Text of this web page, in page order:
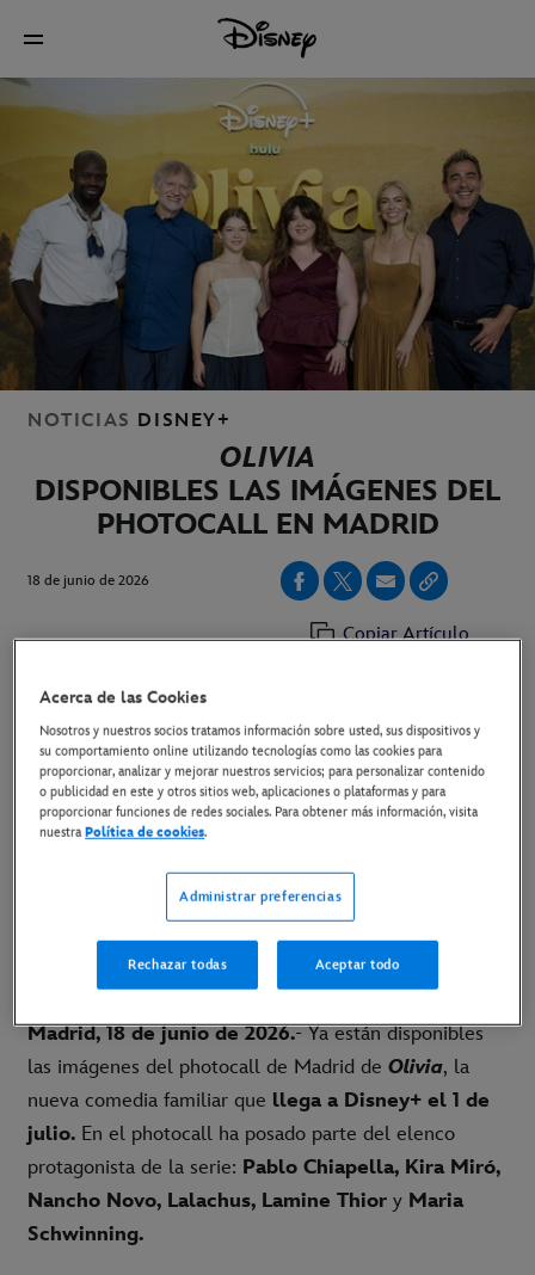
NOTICIAS DISNEY+
OLIVIA
DISPONIBLES LAS IMÁGENES DEL
PHOTOCALL EN MADRID
18 de junio de 2026
Copiar Artículo
La serie protagonizada por Pablo Chiapella, Kira
Miró, Maria Schwinning, Nancho Novo, Lalachus y
Lamine Thior, llega el 1 de julio en exclusiva a
Disney+
LAS IMÁGENES DEL PHOTOCALL
[LINK AL TRÁILER]
LINK AL MATERIAL DISPONIBLE
Madrid, 18 de junio de 2026.- Ya están disponibles
las imágenes del photocall de Madrid de Olivia, la
nueva comedia familiar que llega a Disney+ el 1 de
julio. En el photocall ha posado parte del elenco
protagonista de la serie: Pablo Chiapella, Kira Miró,
Nancho Novo, Lalachus, Lamine Thior y Maria
Schwinning.
Acerca de las Cookies
Nosotros y nuestros socios tratamos información sobre usted, sus dispositivos y
su comportamiento online utilizando tecnologías como las cookies para
proporcionar, analizar y mejorar nuestros servicios; para personalizar contenido
o publicidad en este y otros sitios web, aplicaciones o plataformas y para
proporcionar funciones de redes sociales. Para obtener más información, visita
nuestraPolítica de cookies.
Administrar preferencias
Rechazar todas Aceptar todo